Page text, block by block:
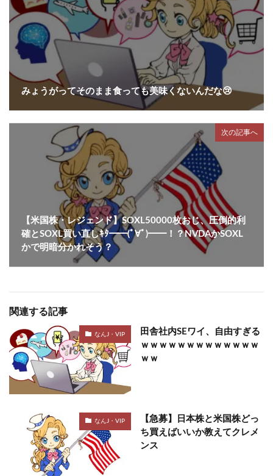
みょうがってそのまま食っても美味くないんだな😢
次の記事へ
【米国株・レジェンド】SOXL50000枚おじ、圧倒的利
確とSOXL買い直しｷﾀ━━(ﾟ∀ﾟ)━━！？NVDAかSOXL
かで明暗分かれそう？
関連する記事
なんJ・VIP
田舎社内SEワイ、自由すぎる
ｗｗｗｗｗｗｗｗｗｗｗｗｗ
ｗｗ
なんJ・VIP
【急募】日本株と米国株どっ
ち買えばいいか教えてクレメ
ンス